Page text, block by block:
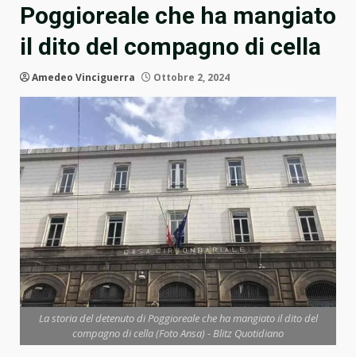
Poggioreale che ha mangiato
il dito del compagno di cella
Amedeo Vinciguerra Ottobre 2, 2024
La storia del detenuto di Poggioreale che ha mangiato il dito del
compagno di cella (Foto Ansa) - Blitz Quotidiano